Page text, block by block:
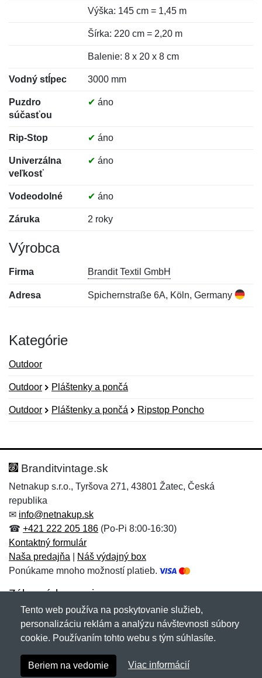
Výška: 145 cm = 1,45 m
Šírka: 220 cm = 2,20 m
Balenie: 8 x 20 x 8 cm
Vodný stĺpec 3000 mm
Puzdro
súčasťou
✔ áno
Rip-Stop ✔ áno
Univerzálna
veľkosť
✔ áno
Vodeodolné ✔ áno
Záruka 2 roky
Výrobca
Firma Brandit Textil GmbH
Adresa Spichernstraße 6A, Köln, Germany
Kategórie
Outdoor
Outdoor Pláštenky a pončá
Outdoor Pláštenky a pončá Ripstop Poncho
Hodnotenie:
Meno:*
E-mail:
Správa*
Meno:
E-mail:*
Správa*
Branditvintage.sk
Netnakup s.r.o., Tyršova 271, 43801 Žatec, Česká
republika
✉ info@netnakup.sk
☎ +421 222 205 186 (Po-Pi 8:00-16:30)
Kontaktný formulár
Naša predajňa
Náš výdajný box
Ponúkame mnoho možností platieb.
Zákaznícky servis
Novinky emailom
Copyright © 2007-2026 (19 rokov s vami)Netnakup.sk
NetIQ. Všetky práva vyhradené.
Tento web používa na poskytovanie služieb,
personalizáciu reklám a analýzu návštevnosti súbory
cookie. Používaním tohto webu s tým súhlasíte.
Beriem na vedomie Viac informácií